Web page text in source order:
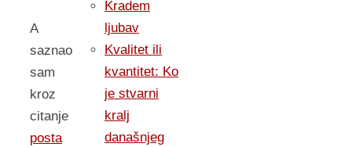
A
saznao
sam
kroz
citanje
posta
Kradem
ljubav
Kvalitet ili
kvantitet: Ko
je stvarni
kralj
današnjeg